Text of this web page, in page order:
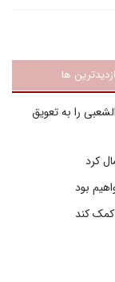
ها
را به تعویق
کرد
بود
کمک کند